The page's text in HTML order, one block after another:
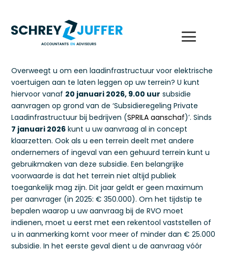
Overweegt u om een laadinfrastructuur voor elektrische
voertuigen aan te laten leggen op uw terrein? U kunt
hiervoor vanaf 20 januari 2026, 9.00 uur subsidie
aanvragen op grond van de ‘Subsidieregeling Private
Laadinfrastructuur bij bedrijven (SPRILA aanschaf)’. Sinds
7 januari 2026 kunt u uw aanvraag al in concept
klaarzetten. Ook als u een terrein deelt met andere
ondernemers of ingeval van een gehuurd terrein kunt u
gebruikmaken van deze subsidie. Een belangrijke
voorwaarde is dat het terrein niet altijd publiek
toegankelijk mag zijn. Dit jaar geldt er geen maximum
per aanvrager (in 2025: € 350.000). Om het tijdstip te
bepalen waarop u uw aanvraag bij de RVO moet
indienen, moet u eerst met een rekentool vaststellen of
u in aanmerking komt voor meer of minder dan € 25.000
subsidie. In het eerste geval dient u de aanvraag vóór